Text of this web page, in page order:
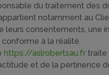
du traitement des
notamment au
leurs consentements, une
à la réalité.
https://aslrobertsau.fr traite
et de la